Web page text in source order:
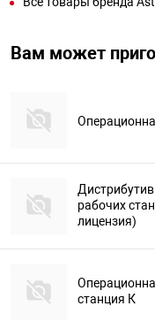
Вам может
рабочих
лицензия)
станция К